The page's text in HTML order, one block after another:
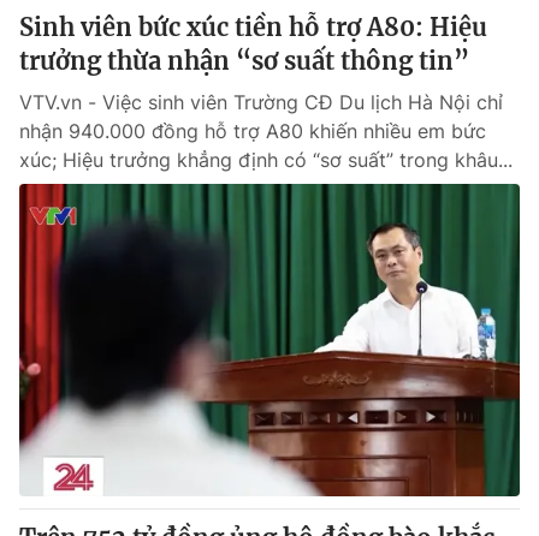
Tổng đài VTV: 024.38 355 931 - 024.38 355 932
Ðiện thoại Thời báo VTV:024.66 897 897
toasoan@vtv.vn
Liên hệ quảng cáo:024-7300.7108
® Cấm sao chép dưới mọi hình thức nếu không có sự chấp
thuận bằng văn bản. Ghi rõ nguồn VTV.vn khi phát hành lại
thông tin từ website này.
Sinh viên bức xúc tiền hỗ trợ A80: Hiệu
trưởng thừa nhận “sơ suất thông tin”
VTV.vn - Việc sinh viên Trường CĐ Du lịch Hà Nội chỉ
nhận 940.000 đồng hỗ trợ A80 khiến nhiều em bức
xúc; Hiệu trưởng khẳng định có “sơ suất” trong khâu...